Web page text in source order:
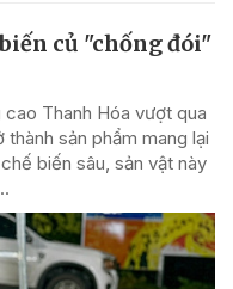
củ "chống đói"
Thanh Hóa vượt qua
sản phẩm mang lại
biến sâu, sản vật này